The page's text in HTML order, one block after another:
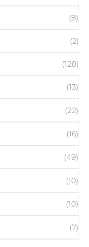
(8)
(2)
(128)
(13)
(22)
(16)
(49)
(10)
(10)
(7)